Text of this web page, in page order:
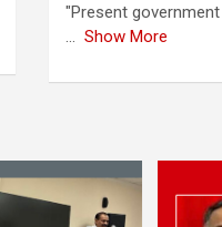
"Present
... Show More